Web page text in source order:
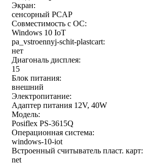
Экран:
сенсорный PCAP
Совместимость с ОС:
Windows 10 IoT
pa_vstroennyj-schit-plastcart:
нет
Диагональ дисплея:
15
Блок питания:
внешний
Электропитание:
Адаптер питания 12V, 40W
Модель:
Posiflex PS-3615Q
Операционная система:
windows-10-iot
Встроенный считыватель пласт. карт:
net